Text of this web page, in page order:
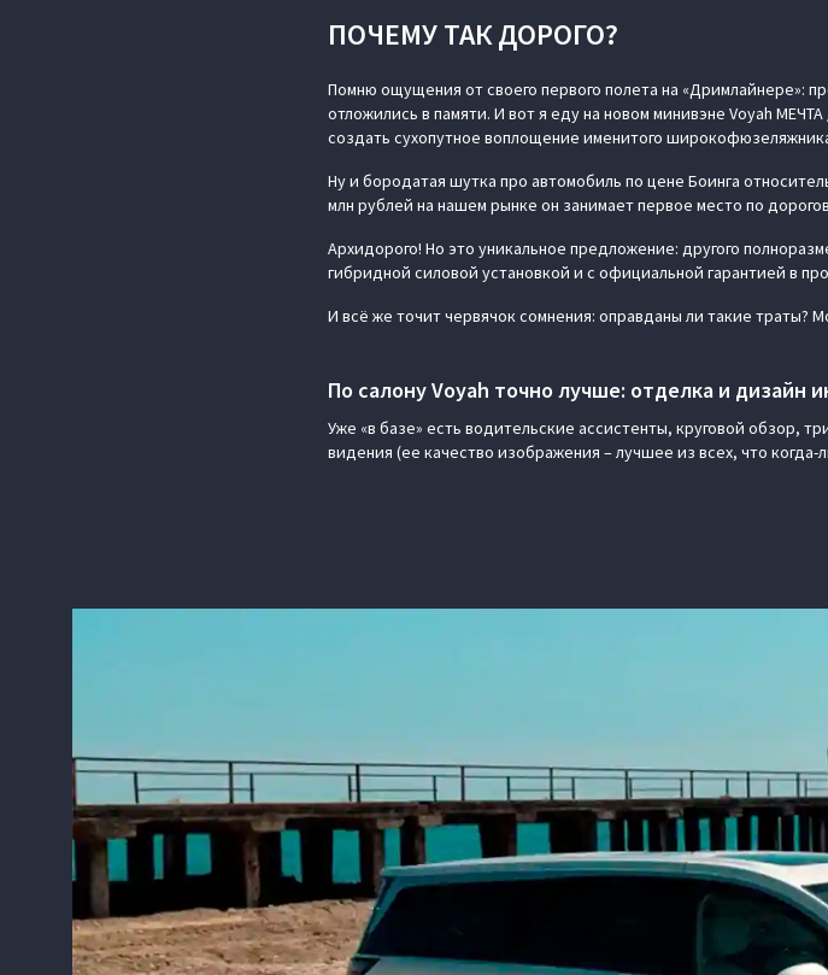
ПОЧЕМУ ТАК ДОРОГО?
Помню ощущения от своего первого полета на «Дримлайнере»:
отложились в памяти. И вот я еду на новом минивэне Voyah
создать сухопутное воплощение именитого
Ну и бородатая шутка про автомобиль по цене Боинга
млн рублей на нашем рынке он занимает первое место по
Архидорого! Но это уникальное предложение: другого
гибридной силовой установкой и с официальной гарантией в
И всё же точит червячок сомнения: оправданы ли такие
По салону Voyah точно лучше: отделка и дизайн
Уже «в базе» есть водительские ассистенты, круговой обзор,
видения (ее качество изображения – лучшее из всех, что когда-